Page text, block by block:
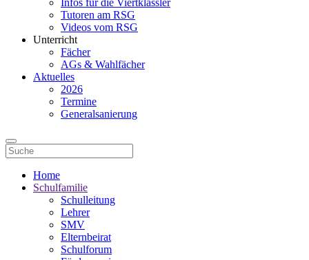
Infos für die Viertklässler
Tutoren am RSG
Videos vom RSG
Unterricht
Fächer
AGs & Wahlfächer
Aktuelles
2026
Termine
Generalsanierung
Home
Schulfamilie
Schulleitung
Lehrer
SMV
Elternbeirat
Schulforum